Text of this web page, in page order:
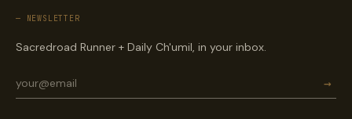
— NEWSLETTER
Sacredroad Runner + Daily Ch'umil, in your inbox.
→